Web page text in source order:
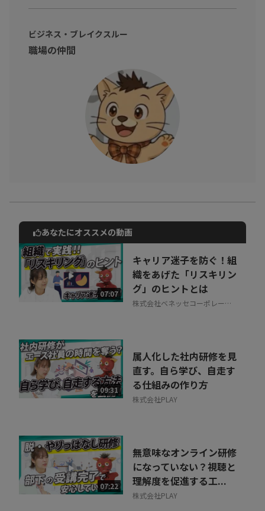
ビジネス・ブレイクスルー
職場の仲間
動画でご紹介しているサービスについて
お気軽にご相談・ご質問いただけます！
30秒でお申し込み可能
相談を希望する 無料
あなたにオススメの動画
07:07
キャリア迷子を防ぐ！組
織をあげた「リスキリン
グ」のヒントとは
株式会社ベネッセコーポレーシ
09:31
属人化した社内研修を見
直す。自ら学び、自走す
る仕組みの作り方
株式会社PLAY
07:22
無意味なオンライン研修
になっていない？視聴と
理解度を促進する工...
株式会社PLAY